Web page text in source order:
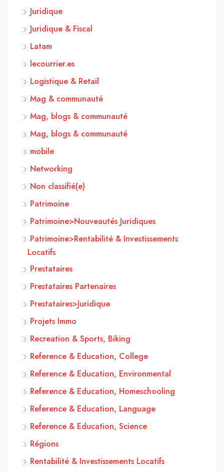
Juridique
Juridique & Fiscal
Latam
lecourrier.es
Logistique & Retail
Mag & communauté
Mag, blogs & communauté
Mag, blogs & communauté
mobile
Networking
Non classifié(e)
Patrimoine
Patrimoine>Nouveautés Juridiques
Patrimoine>Rentabilité & Investissements
Locatifs
Prestataires
Prestataires Partenaires
Prestataires>Juridique
Projets Immo
Recreation & Sports, Biking
Reference & Education, College
Reference & Education, Environmental
Reference & Education, Homeschooling
Reference & Education, Language
Reference & Education, Science
Régions
Rentabilité & Investissements Locatifs